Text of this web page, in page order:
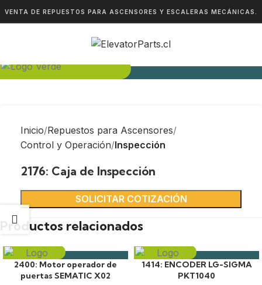
VENTA DE REPUESTOS PARA ASCENSORES Y ESCALERAS MECÁNICAS.
Inicio Repuestos para Ascensores
Control y Operación Inspección
2176: Caja de Inspección
SOLICITAR COTIZACIÓN
Productos relacionados
2400: Motor operador de
puertas SEMATIC X02
1414: ENCODER LG-SIGMA
PKT1040